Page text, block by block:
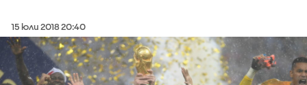
15 юли 2018 20:40